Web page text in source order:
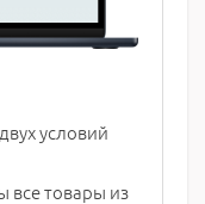
условий
все товары из